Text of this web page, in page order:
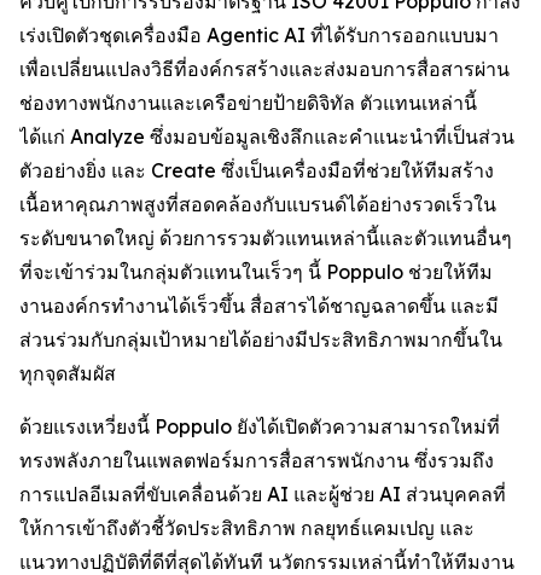
เร่งเปิดตัวชุดเครื่องมือ Agentic AI ที่ได้รับการออกแบบมา
เพื่อเปลี่ยนแปลงวิธีที่องค์กรสร้างและส่งมอบการสื่อสารผ่าน
ช่องทางพนักงานและเครือข่ายป้ายดิจิทัล ตัวแทนเหล่านี้
ได้แก่ Analyze ซึ่งมอบข้อมูลเชิงลึกและคำแนะนำที่เป็นส่วน
ตัวอย่างยิ่ง และ Create ซึ่งเป็นเครื่องมือที่ช่วยให้ทีมสร้าง
เนื้อหาคุณภาพสูงที่สอดคล้องกับแบรนด์ได้อย่างรวดเร็วใน
ระดับขนาดใหญ่ ด้วยการรวมตัวแทนเหล่านี้และตัวแทนอื่นๆ
ที่จะเข้าร่วมในกลุ่มตัวแทนในเร็วๆ นี้ Poppulo ช่วยให้ทีม
งานองค์กรทำงานได้เร็วขึ้น สื่อสารได้ชาญฉลาดขึ้น และมี
ส่วนร่วมกับกลุ่มเป้าหมายได้อย่างมีประสิทธิภาพมากขึ้นใน
ทุกจุดสัมผัส
ด้วยแรงเหวี่ยงนี้ Poppulo ยังได้เปิดตัวความสามารถใหม่ที่
ทรงพลังภายในแพลตฟอร์มการสื่อสารพนักงาน ซึ่งรวมถึง
การแปลอีเมลที่ขับเคลื่อนด้วย AI และผู้ช่วย AI ส่วนบุคคลที่
ให้การเข้าถึงตัวชี้วัดประสิทธิภาพ กลยุทธ์แคมเปญ และ
แนวทางปฏิบัติที่ดีที่สุดได้ทันที นวัตกรรมเหล่านี้ทำให้ทีมงาน